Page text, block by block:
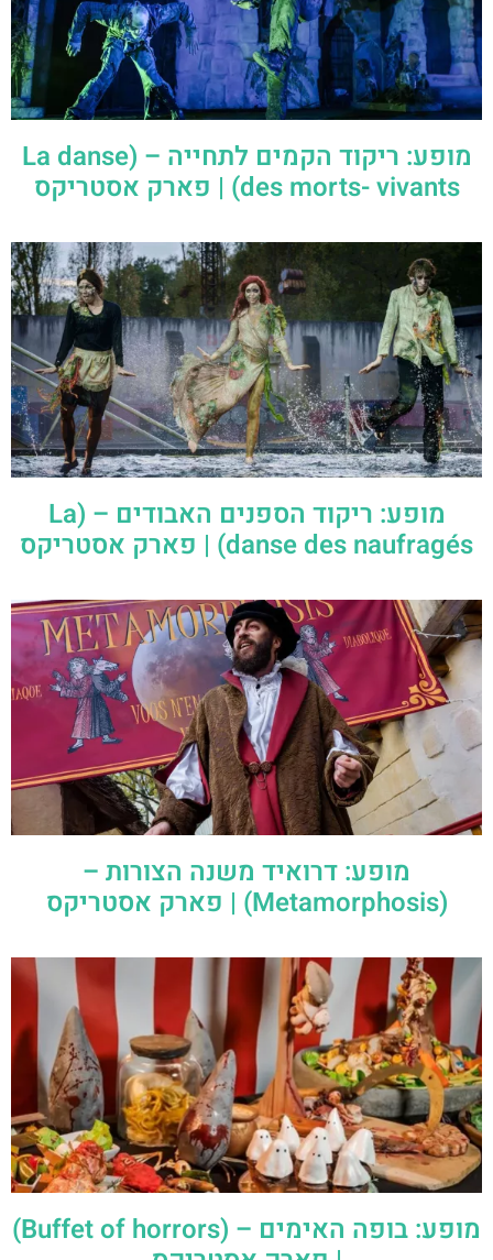
מופע: ריקוד הקמים לתחייה – (La danse
des morts- vivants) | פארק אסטריקס
מופע: ריקוד הספנים האבודים – (La
danse des naufragés) | פארק אסטריקס
מופע: דרואיד משנה הצורות –
(Metamorphosis) | פארק אסטריקס
מופע: בופה האימים – (Buffet of horrors)